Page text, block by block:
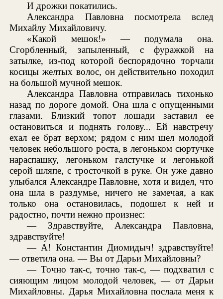
И дрожки покатились.
Александра Павловна посмотрела вслед
Михайлу Михайловичу.
«Какой мешок!» — подумала она.
Сгорбленный, запыленный, с фуражкой на
затылке, из-под которой беспорядочно торчали
косицы желтых волос, он действительно походил
на большой мучной мешок.
Александра Павловна отправилась тихонько
назад по дороге домой. Она шла с опущенными
глазами. Близкий топот лошади заставил ее
остановиться и поднять голову... Ей навстречу
ехал ее брат верхом; рядом с ним шел молодой
человек небольшого роста, в легоньком сюртучке
нараспашку, легоньком галстучке и легонькой
серой шляпе, с тросточкой в руке. Он уже давно
улыбался Александре Павловне, хотя и видел, что
она шла в раздумье, ничего не замечая, а как
только она остановилась, подошел к ней и
радостно, почти нежно произнес:
— Здравствуйте, Александра Павловна,
здравствуйте!
— А! Константин Диомидыч! здравствуйте!
— ответила она. — Вы от Дарьи Михайловны?
— Точно так-с, точно так-с, — подхватил с
сияющим лицом молодой человек, — от Дарьи
Михайловны. Дарья Михайловна послала меня к